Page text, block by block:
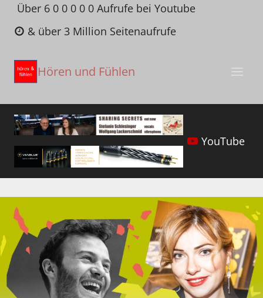
Zum
Inhalt
springen
Über 6 0 0 0 0 0 Aufrufe bei Youtube
& über 3 Million Seitenaufrufe
Hören und Fühlen
YouTube